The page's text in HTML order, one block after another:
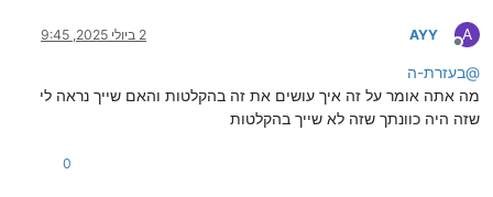
A
מנותק
AYY 2 ביולי 2025, 9:45
@בעזרת-ה
מה אתה אומר על זה איך עושים את זה בהקלטות והאם שייך נראה לי
שזה היה כוונתך שזה לא שייך בהקלטות
0